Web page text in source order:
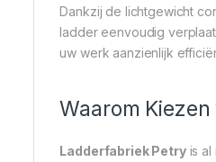
Dankzij de lichtgewicht
ladder eenvoudig
uw werk aanzienlijk
Waarom
Ladderfabriek Petryis al